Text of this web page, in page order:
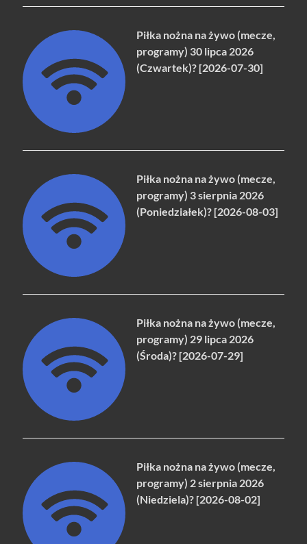
Piłka nożna na żywo (mecze,
programy) 30 lipca 2026
(Czwartek)? [2026-07-30]
Piłka nożna na żywo (mecze,
programy) 3 sierpnia 2026
(Poniedziałek)? [2026-08-03]
Piłka nożna na żywo (mecze,
programy) 29 lipca 2026
(Środa)? [2026-07-29]
Piłka nożna na żywo (mecze,
programy) 2 sierpnia 2026
(Niedziela)? [2026-08-02]